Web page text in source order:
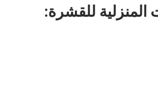
المنزلية للقشرة: